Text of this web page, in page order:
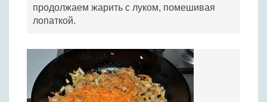
продолжаем жарить с луком, помешивая
лопаткой.